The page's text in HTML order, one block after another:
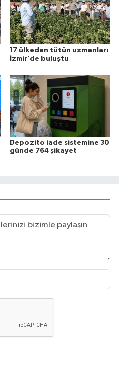
17 ülkeden tütün uzmanları
İzmir’de buluştu
Depozito iade sistemine 30
günde 764 şikayet